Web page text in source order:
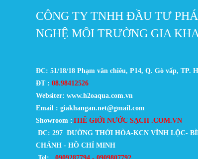
CÔNG TY TNHH ĐẦU TƯ
NGHỆ MÔI TRƯỜNG GIA
ĐC: 51/18/18 Phạm văn chiêu, P14, Q. Gò vấp, TP.
ĐT : 08.98412526
Websiter: www.h2oaqua.com.vn
Email : giakhangan.net@gmail.com
Showroom :THẾ GIỚI NƯỚC SẠCH .COM.VN
ĐC: 297 ĐƯỜNG THỚI HÒA-KCN VĨNH LỘC-
CHÁNH - HỒ CHÍ MINH